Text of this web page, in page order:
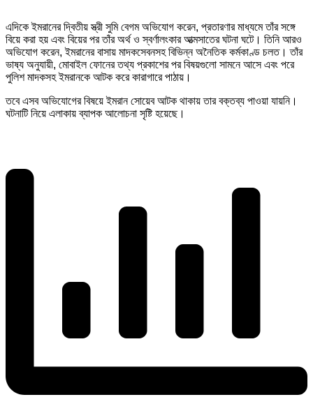
এদিকে ইমরানের দ্বিতীয় স্ত্রী সুমি বেগম অভিযোগ করেন, প্রতারণার মাধ্যমে তাঁর সঙ্গে
বিয়ে করা হয় এবং বিয়ের পর তাঁর অর্থ ও স্বর্ণালংকার আত্মসাতের ঘটনা ঘটে। তিনি আরও
অভিযোগ করেন, ইমরানের বাসায় মাদকসেবনসহ বিভিন্ন অনৈতিক কর্মকাণ্ড চলত। তাঁর
ভাষ্য অনুযায়ী, মোবাইল ফোনের তথ্য প্রকাশের পর বিষয়গুলো সামনে আসে এবং পরে
পুলিশ মাদকসহ ইমরানকে আটক করে কারাগারে পাঠায়।
তবে এসব অভিযোগের বিষয়ে ইমরান সোয়েব আটক থাকায় তার বক্তব্য পাওয়া যায়নি।
ঘটনাটি নিয়ে এলাকায় ব্যাপক আলোচনা সৃষ্টি হয়েছে।